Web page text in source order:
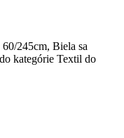
245cm, Biela sa
kategórie Textil do